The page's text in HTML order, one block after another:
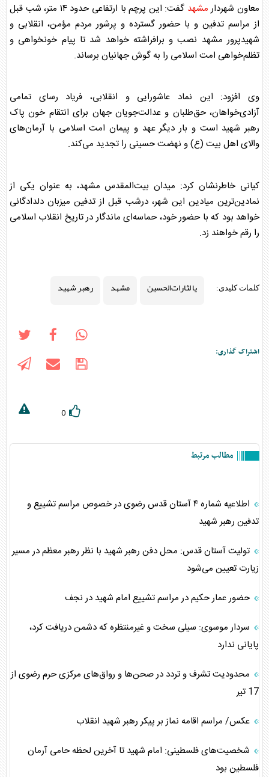
معاون شهردار مشهد
گفت: این پرچم با ارتفاعی حدود ۱۴ متر، شب قبل
از مراسم تدفین و با حضور گسترده و پرشور مردم مؤمن، انقلابی و
شهیدپرور مشهد نصب و برافراشته خواهد شد تا پیام خونخواهی و
تظلم‌خواهی امت اسلامی را به گوش جهانیان برساند.
وی افزود: این نماد عاشورایی و انقلابی، فریاد رسای تمامی
آزادی‌خواهان، حق‌طلبان و عدالت‌جویان جهان برای انتقام خون پاک
رهبر شهید است و بار دیگر عهد و پیمان امت اسلامی با آرمان‌های
والای اهل بیت (ع) و نهضت حسینی را تجدید می‌کند.
کیانی خاطرنشان کرد: میدان بیت‌المقدس مشهد، به عنوان یکی از
نمادین‌ترین میادین این شهر، درشب قبل از تدفین میزبان دلدادگانی
خواهد بود که با حضور خود، حماسه‌ای ماندگار در تاریخ انقلاب اسلامی
را رقم خواهند زد.
کلمات کلیدی: یا لثارات‌الحسین مشهد رهبر شهید
اشتراک گذاری:
0
مطالب مرتبط
اطلاعیه شماره ۴ آستان قدس رضوی در خصوص مراسم تشییع و
تدفین رهبر شهید
تولیت آستان قدس: محل دفن رهبر شهید با نظر رهبر معظم در مسیر
زیارت تعیین می‌شود
حضور عمار حکیم در مراسم تشییع امام شهید در نجف
سردار موسوی: سیلی سخت و غیرمنتظره که دشمن دریافت کرد،
پایانی ندارد
محدودیت‌ تشرف و تردد در صحن‌ها و رواق‌های مرکزی حرم رضوی از
17 تیر
عکس/ مراسم اقامه نماز بر پیکر رهبر شهید انقلاب
شخصیت‌های فلسطینی: امام شهید تا آخرین لحظه حامی آرمان
فلسطین بود